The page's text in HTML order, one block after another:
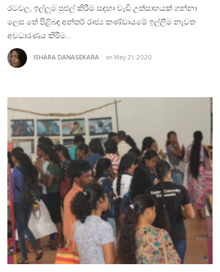
රටවල, ඉල්ලුම පුළුල් කිරීම සඳහා වැඩි උත්සාහයක් ගන්නා
ලෙස තේ පිළිබඳ අන්තර් රාජ්‍ය කණ්ඩායමේ ඉල්ලීම නැවත
අවධාරණය කිරීම…
ISHARA DANASEKARA on May 21, 2020